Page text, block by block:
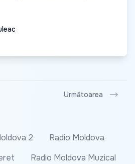
Următoarea
2
Radio Moldova
Radio Moldova Muzical